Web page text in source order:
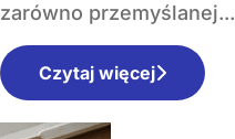
zarówno przemyślanej...
Czytaj więcej